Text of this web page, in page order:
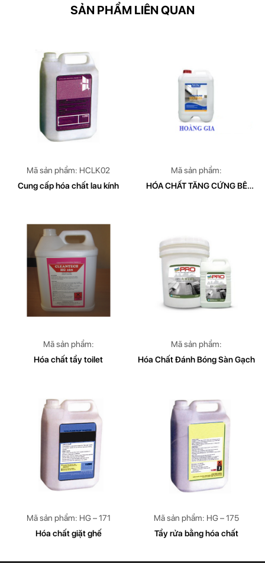
SẢN PHẨM LIÊN QUAN
Mã sản phẩm: HCLK02
Cung cấp hóa chất lau kính
Mã sản phẩm:
HÓA CHẤT TĂNG CỨNG BÊ
Mã sản phẩm:
Hóa chất tẩy toilet
Mã sản phẩm:
Hóa Chất Đánh Bóng Sàn Gạch
Mã sản phẩm: HG – 171
Hóa chất giặt ghế
Mã sản phẩm: HG – 175
Tẩy rửa bằng hóa chất